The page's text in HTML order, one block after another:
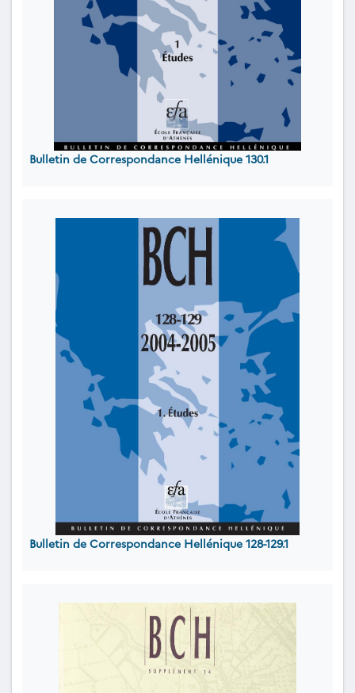
Bulletin de Correspondance Hellénique 130.1
Bulletin de Correspondance Hellénique 128-129.1